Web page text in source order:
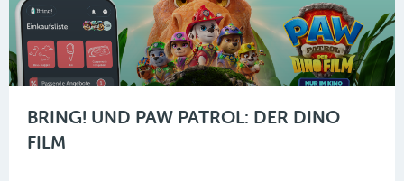
BRING! UND PAW PATROL: DER DINO
FILM